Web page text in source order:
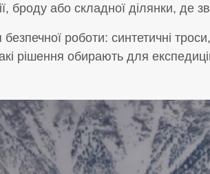
броду або складної ділянки, де
безпечної роботи: синтетичні
рішення обирають для